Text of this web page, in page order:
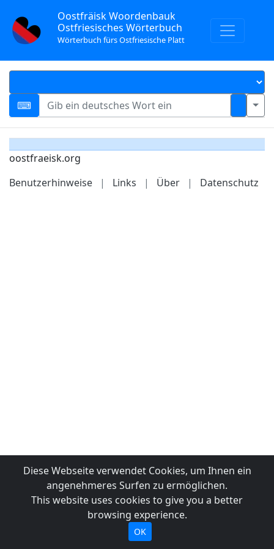
Oostfräisk Woordenbauk
Ostfriesisches Wörterbuch
Wörterbuch fürs Ostfriesische Platt
oostfraeisk.org
Benutzerhinweise
| Links | Über | Datenschutz
Diese Webseite verwendet Cookies, um Ihnen ein
angenehmeres Surfen zu ermöglichen.
This website uses cookies to give you a better
browsing experience.
OK